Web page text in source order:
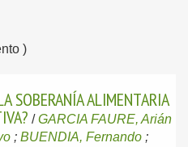
)
SOBERANÍA ALIMENTARIA
/GARCIA FAURE, Arián
; BUENDIA, Fernando ;